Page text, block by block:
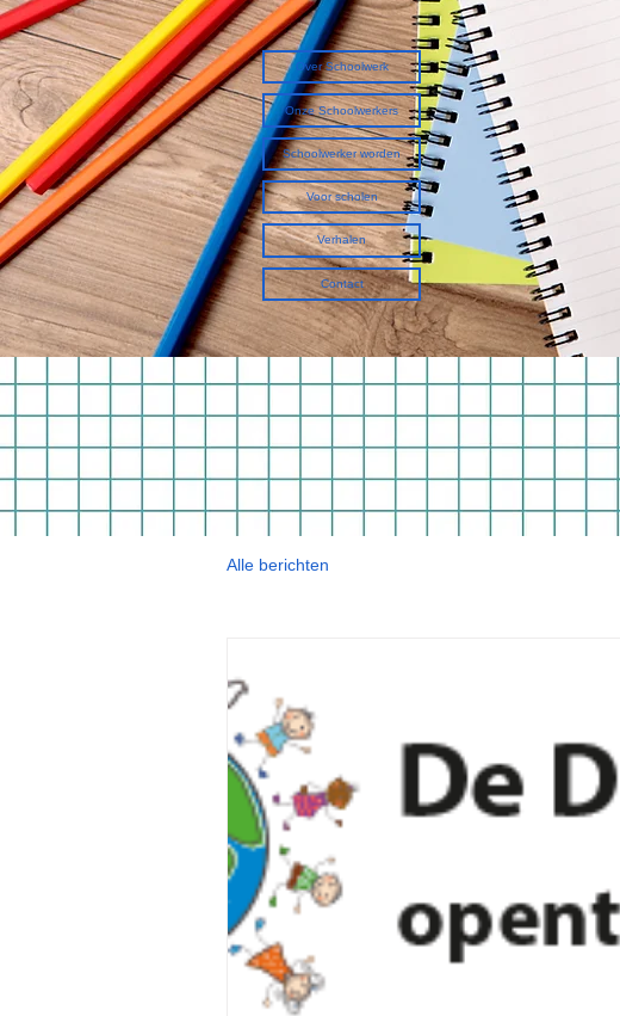
Over Schoolwerk
Onze Schoolwerkers
Schoolwerker worden
Voor scholen
Verhalen
Contact
Alle berichten